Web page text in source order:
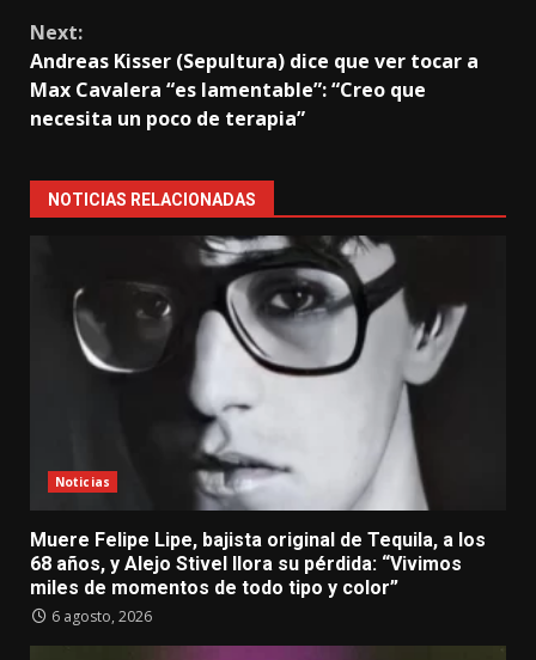
Next:
Andreas Kisser (Sepultura) dice que ver tocar a
Max Cavalera “es lamentable”: “Creo que
necesita un poco de terapia”
NOTICIAS RELACIONADAS
Noticias
Muere Felipe Lipe, bajista original de Tequila, a los
68 años, y Alejo Stivel llora su pérdida: “Vivimos
miles de momentos de todo tipo y color”
6 agosto, 2026